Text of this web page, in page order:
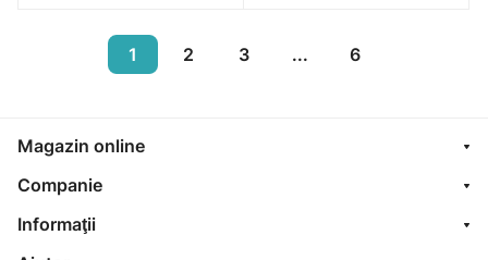
1 2 3 ... 6
Magazin online
Companie
Informaţii